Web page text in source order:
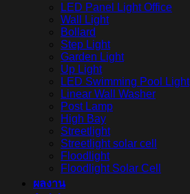
LED Panel Light Office
Wall Light
Bollard
Step Light
Garden Light
Up Light
LED Swimming Pool Light
Linear Wall Washer
Post Lamp
High Bay
Streetlight
Streetlight solar cell
Floodlight
Floodlight Solar Cell
ผลงาน